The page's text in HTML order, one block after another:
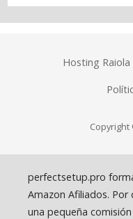
Hosting
perfectsetup.pro
Amazon Afiliados. Por
una pequeña